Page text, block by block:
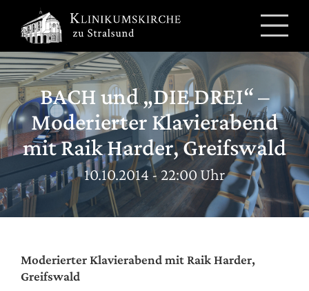
Inhalt
springen
BACH und „DIE DREI“ –
Moderierter Klavierabend
mit Raik Harder, Greifswald
10.10.2014 - 22:00 Uhr
Moderierter Klavierabend mit Raik Harder,
Greifswald